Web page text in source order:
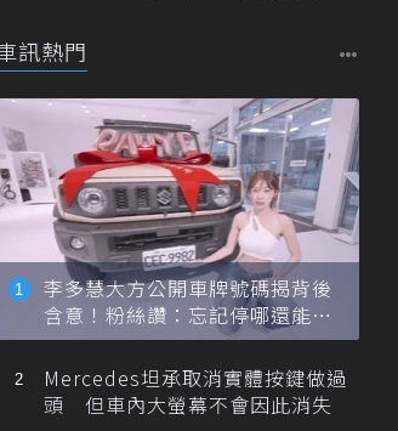
訊熱門
李多慧大方公開車牌號碼揭背後
含意！粉絲讚：忘記停哪還能幫
忙找車
Mercedes坦承取消實體按鍵做過
頭 但車內大螢幕不會因此消失